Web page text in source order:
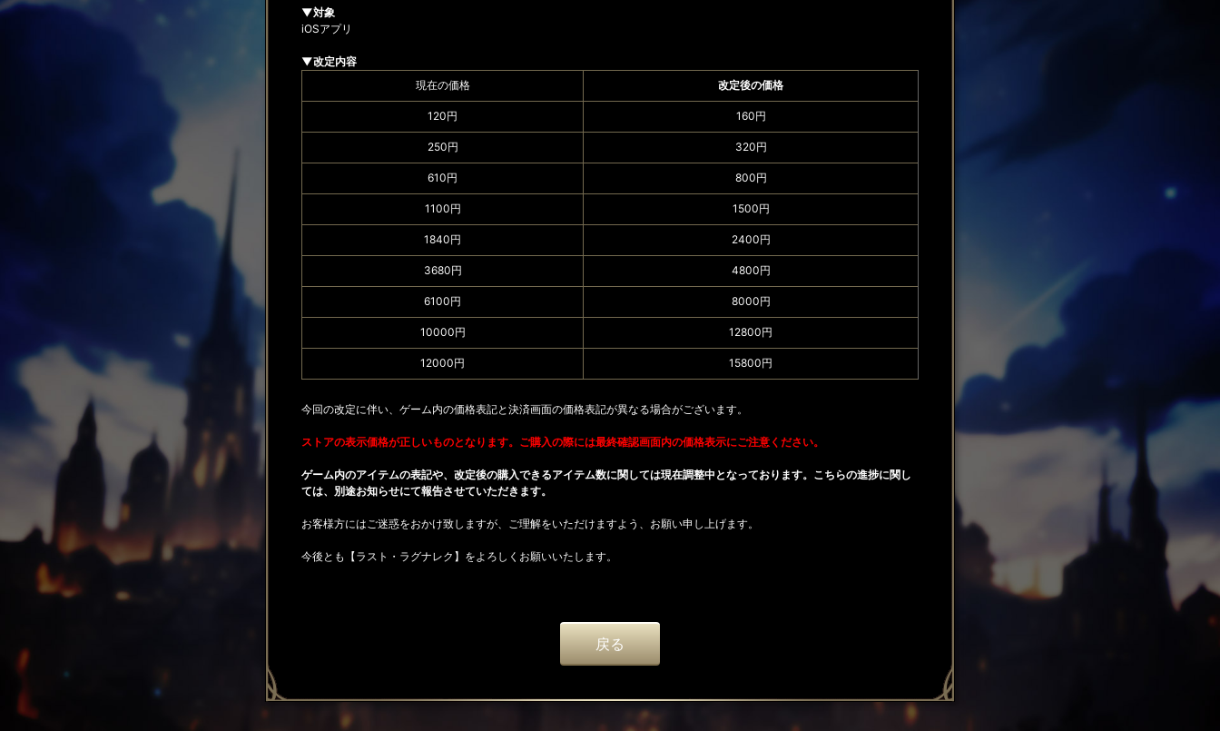
▼対象
iOSアプリ
▼改定内容
現在の価格
改定後の価格
120円 160円
250円 320円
610円 800円
1100円 1500円
1840円 2400円
3680円 4800円
6100円 8000円
10000円 12800円
12000円 15800円
今回の改定に伴い、ゲーム内の価格表記と決済画面の価格表記が異なる場合がございます。
ストアの表示価格が正しいものとなります。ご購入の際には最終確認画面内の価格表示にご注意ください。
ゲーム内のアイテムの表記や、改定後の購入できるアイテム数に関しては現在調整中となっております。こちらの進捗に関し
ては、別途お知らせにて報告させていただきます。
お客様方にはご迷惑をおかけ致しますが、ご理解をいただけますよう、お願い申し上げます。
今後とも【ラスト・ラグナレク】をよろしくお願いいたします。
戻る